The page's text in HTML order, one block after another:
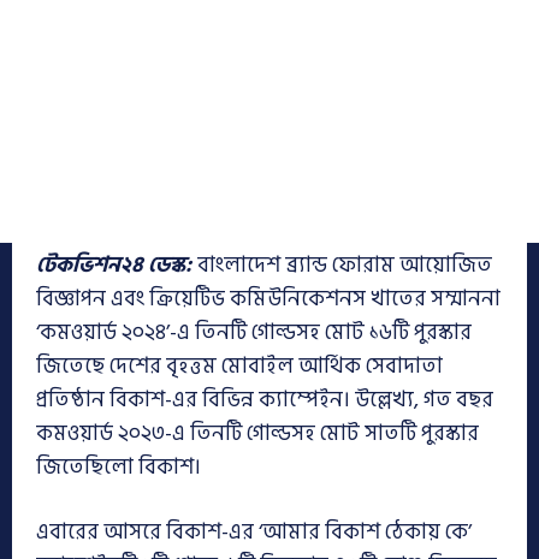
টেকভিশন২৪ ডেস্ক:বাংলাদেশ ব্র্যান্ড ফোরাম আয়োজিত
বিজ্ঞাপন এবং ক্রিয়েটিভ কমিউনিকেশনস খাতের সম্মাননা
‘কমওয়ার্ড ২০২৪’-এ তিনটি গোল্ডসহ মোট ১৬টি পুরস্কার
জিতেছে দেশের বৃহত্তম মোবাইল আর্থিক সেবাদাতা
প্রতিষ্ঠান বিকাশ-এর বিভিন্ন ক্যাম্পেইন। উল্লেখ্য, গত বছর
কমওয়ার্ড ২০২৩-এ তিনটি গোল্ডসহ মোট সাতটি পুরস্কার
জিতেছিলো বিকাশ।
এবারের আসরে বিকাশ-এর ‘আমার বিকাশ ঠেকায় কে’